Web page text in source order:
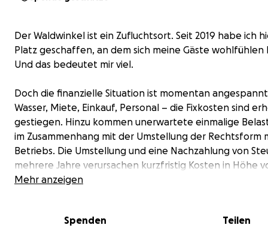
Der Waldwinkel ist ein Zufluchtsort. Seit 2019 habe ich
Platz geschaffen, an dem sich meine Gäste wohlfühlen
Und das bedeutet mir viel.
Doch die finanzielle Situation ist momentan
Wasser, Miete, Einkauf, Personal – die Fixkosten sind
gestiegen. Hinzu kommen unerwartete einmalige
im Zusammenhang mit der Umstellung der Rechtsform
Betriebs. Die Umstellung und eine Nachzahlung von
mehrere Jahre verursachen kurzfristig Kosten in Höhe
mehreren tausend Euro. Sie sind aber Voraussetzung
Mehr anzeigen
Spenden Teilen